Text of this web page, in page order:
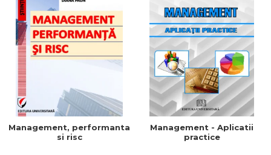
Management, performanta
si risc
Management - Aplicatii
practice